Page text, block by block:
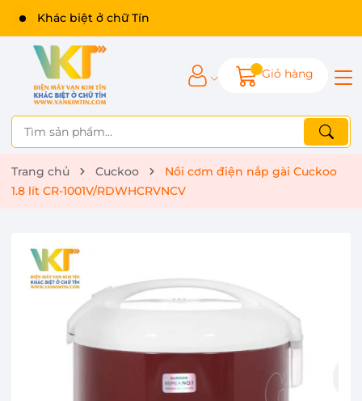
Giỏ hàng
Trang chủ Cuckoo
Nồi cơm điện nắp gài Cuckoo
1.8 lít CR-1001V/RDWHCRVNCV